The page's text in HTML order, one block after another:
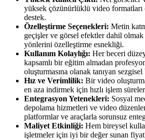
yüksek çözünürlüklü video
destek.
Özelleştirme Seçenekleri: Metin
geçişler ve görsel efektler dahil
yönlerini özelleştirme esnekliği.
Kullanım Kolaylığı: Her beceri
kapsamlı bir eğitim almadan
oluşturmasına olanak tanıyan
Hız ve Verimlilik: Bir video
en aza indirmek için hızlı işlem
Entegrasyon Yetenekleri: Sosyal
depolama hizmetleri ve video
platformlar ve araçlarla sorunsuz
Maliyet Etkinliği: Hem bireysel
işletmeler için iyi bir değer sunan